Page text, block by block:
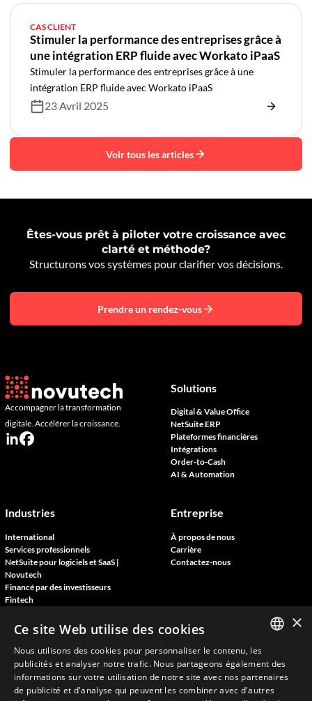
CAS CLIENT
Stimuler la performance des entreprises grâce à
une intégration ERP fluide avec Workato iPaaS
Stimuler la performance des entreprises grâce à une
intégration ERP fluide avec Workato iPaaS
23 Avril 2025
Voir tous les articles
Êtes-vous prêt à piloter votre croissance avec
clarté et méthode?
Structurons vos systèmes pour clarifier vos décisions.
Prendre un rendez-vous
Accompagner la transformation
digitale. Accélérer la croissance.
Solutions
Digital & Value Office
NetSuite ERP
Plateformes financières
Intégrations
Order-to-Cash
AI & Automation
Industries
International
Services professionnels
NetSuite pour logiciels et SaaS |
Novutech
Financé par des investisseurs
Fintech
Entreprise
À propos de nous
Carrière
Contactez-nous
Ressources
Blog
Témoignages clients
Rejoignez nos événements
ENGLISH
FRENCH
×
Ce site Web utilise des cookies
Nous utilisons des cookies pour personnaliser le contenu, les
publicités et analyser notre trafic. Nous partageons également des
informations sur votre utilisation de notre site avec nos partenaires
de publicité et d'analyse qui peuvent les combiner avec d'autres